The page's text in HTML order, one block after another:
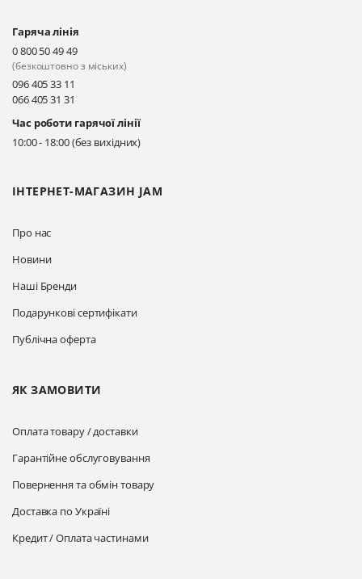
ІНТЕРНЕТ-МАГАЗИН JAM
Про нас
Новини
Наші Бренди
Подарункові сертифікати
Публічна оферта
ЯК ЗАМОВИТИ
Оплата товару / доставки
Гарантійне обслуговування
Повернення та обмін товару
Доставка по Україні
Кредит / Оплата частинами
Гаряча лінія
0 800 50 49 49
(безкоштовно з міських)
096 405 33 11
066 405 31 31
Час роботи гарячої лінії
10:00 - 18:00 (без вихідних)